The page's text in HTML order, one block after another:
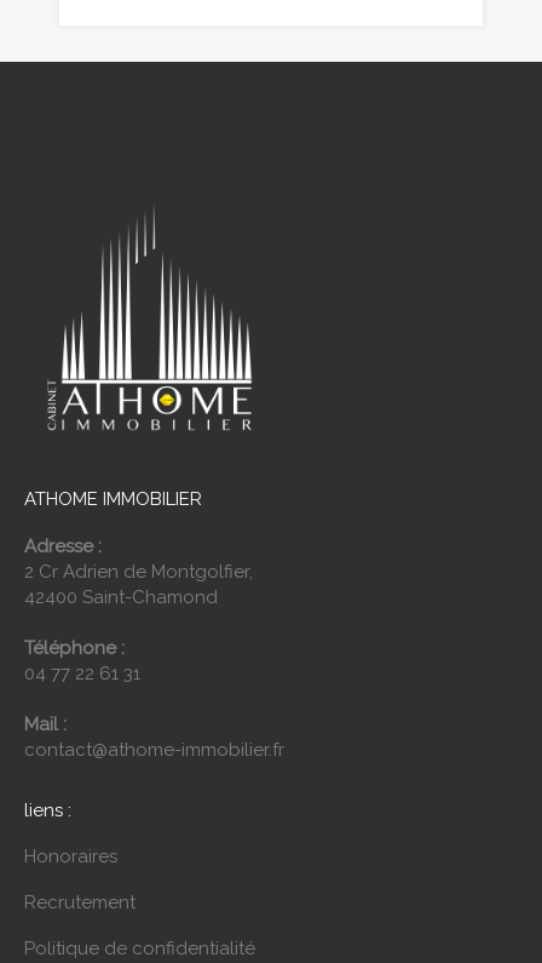
ATHOME IMMOBILIER
Adresse :
2 Cr Adrien de Montgolfier,
42400 Saint-Chamond
Téléphone :
04 77 22 61 31
Mail :
contact@athome-immobilier.fr
liens :
Honoraires
Recrutement
Politique de confidentialité